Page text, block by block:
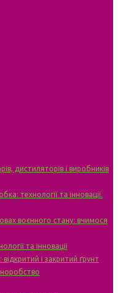
дистиляторів і виробників
технології та інновації.
воєнного стану: вчимося
та інновації
і закритий ґрунт